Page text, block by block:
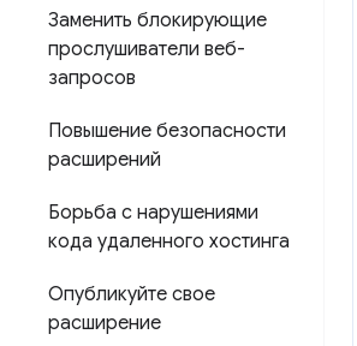
Заменить блокирующие
прослушиватели веб-
запросов
Повышение безопасности
расширений
Борьба с нарушениями
кода удаленного хостинга
Опубликуйте свое
расширение